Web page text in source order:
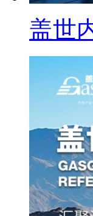
盖世